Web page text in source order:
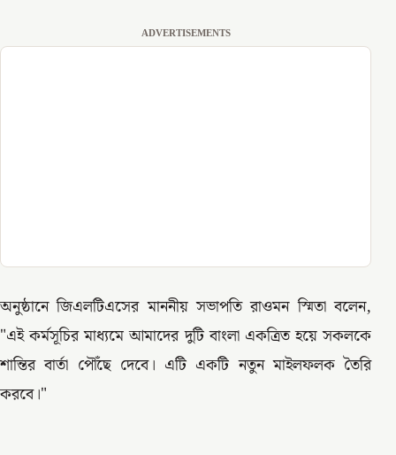
ADVERTISEMENTS
অনুষ্ঠানে জিএলটিএসের মাননীয় সভাপতি রাওমন স্মিতা বলেন,
"এই কর্মসূচির মাধ্যমে আমাদের দুটি বাংলা একত্রিত হয়ে সকলকে
শান্তির বার্তা পৌঁছে দেবে। এটি একটি নতুন মাইলফলক তৈরি
করবে।"